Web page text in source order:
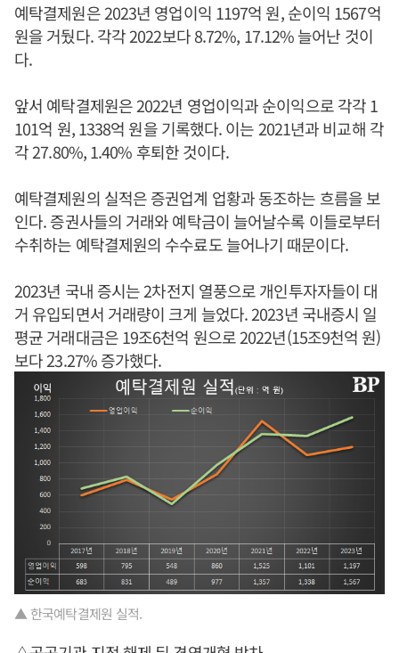
예탁결제원은 2023년 영업이익 1197억 원, 순이익 1567억
원을 거뒀다. 각각 2022보다 8.72%, 17.12% 늘어난 것이
다.
앞서 예탁결제원은 2022년 영업이익과 순이익으로 각각 1
101억 원, 1338억 원을 기록했다. 이는 2021년과 비교해 각
각 27.80%, 1.40% 후퇴한 것이다.
예탁결제원의 실적은 증권업계 업황과 동조하는 흐름을 보
인다. 증권사들의 거래와 예탁금이 늘어날수록 이들로부터
수취하는 예탁결제원의 수수료도 늘어나기 때문이다.
2023년 국내 증시는 2차전지 열풍으로 개인투자자들이 대
거 유입되면서 거래량이 크게 늘었다. 2023년 국내증시 일
평균 거래대금은 19조6천억 원으로 2022년(15조9천억 원)
보다 23.27% 증가했다.
▲ 한국예탁결제원 실적.